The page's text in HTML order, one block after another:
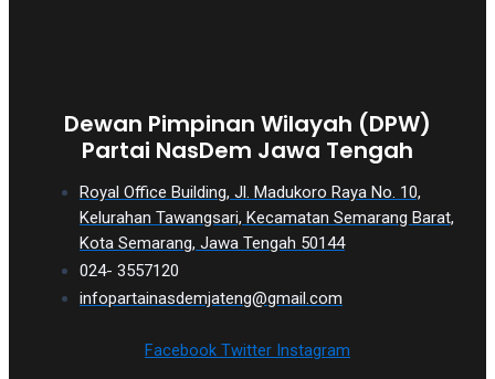
Dewan Pimpinan Wilayah (DPW)
Partai NasDem Jawa Tengah
Royal Office Building, Jl. Madukoro Raya No. 10,
Kelurahan Tawangsari, Kecamatan Semarang Barat,
Kota Semarang, Jawa Tengah 50144
024- 3557120
infopartainasdemjateng@gmail.com
Facebook Twitter Instagram